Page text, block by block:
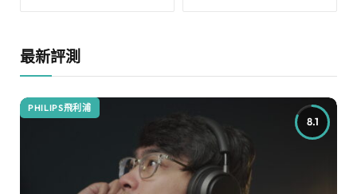
最新評測
8.1
PHILIPS飛利浦